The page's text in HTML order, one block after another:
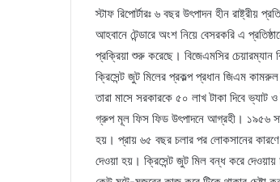
স্টাফ রিপোর্টারঃ ৬ বছর উৎপাদন হীন রাষ্ট্রীয়
আহবানে টেন্ডারে অংশ নিয়ে বেসরকরি এ
প্রক্রিয়া শুরু করেছে। বিজেএমসির চেয়ারম্যান
ক্রিসেন্ট জুট মিলের প্রকল্প প্রধান জিএম
তারা মাসে সরকারকে ৫০ লাখ টাকা দিবে ভ্যাট
গ্রুপ মূল ফিস ফিড উৎপাদনে আগ্রহী। ১৯৫৬
হয়। প্রায় ৬৫ বছর চলার পর লোকসানের
দেওয়া হয়। ক্রিসেন্ট জুট মিল বন্ধ করে